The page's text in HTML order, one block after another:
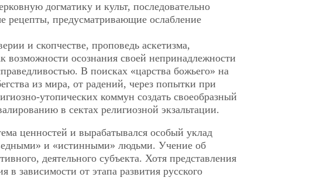
догматику и культ, последовательно
рецепты, предусматривающие ослабление
и скопчестве, проповедь аскетизма,
возможности осознания своей непринадлежности
В поисках «царства божьего» на
из мира, от радений, через попытки при
утопических коммун создать своеобразный
в сектах религиозной экзальтации.
ценностей и вырабатывался особый уклад
и «истинными» людьми. Учение об
деятельного субъекта. Хотя представления
в зависимости от этапа развития русского